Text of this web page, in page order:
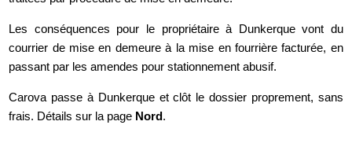
Les conséquences pour le propriétaire à Dunkerque vont du
courrier de mise en demeure à la mise en fourrière facturée, en
passant par les amendes pour stationnement abusif.
Carova passe à Dunkerque et clôt le dossier proprement, sans
frais. Détails sur la page Nord.